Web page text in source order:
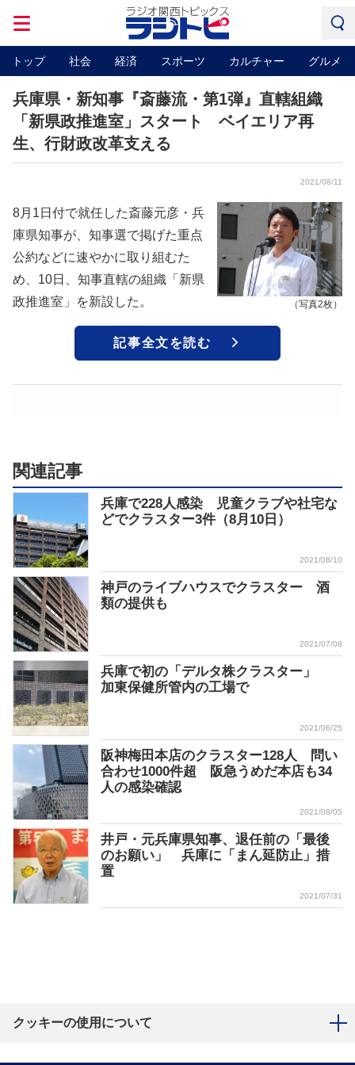
トップ 社会 経済 スポーツ カルチャー グルメ
兵庫県・新知事『斎藤流・第1弾』直轄組織
「新県政推進室」スタート ベイエリア再
生、行財政改革支える
2021/08/11
（写真2枚）
8月1日付で就任した斎藤元彦・兵
庫県知事が、知事選で掲げた重点
公約などに速やかに取り組むた
め、10日、知事直轄の組織「新県
政推進室」を新設した。
記事全文を読む
関連記事
兵庫で228人感染 児童クラブや社宅な
どでクラスター3件（8月10日）
2021/08/10
神戸のライブハウスでクラスター 酒
類の提供も
2021/07/08
兵庫で初の「デルタ株クラスター」
加東保健所管内の工場で
2021/06/25
阪神梅田本店のクラスター128人 問い
合わせ1000件超 阪急うめだ本店も34
人の感染確認
2021/08/05
井戸・元兵庫県知事、退任前の「最後
のお願い」 兵庫に「まん延防止」措
置
2021/07/31
クッキーの使用について